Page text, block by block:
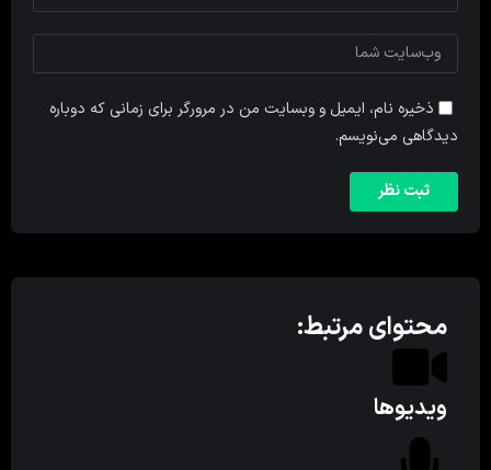
ذخیره نام، ایمیل و وبسایت من در مرورگر برای زمانی که دوباره
دیدگاهی می‌نویسم.
محتوای مرتبط:
ویدیوها